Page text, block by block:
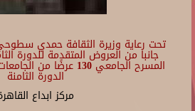
تحت رعاية وزيرة الثقافة حمدي
جانبا من العروض المتقدمة للدورة
المسرح الجامعي 130
الدورة الثامنة
مركز ابداع